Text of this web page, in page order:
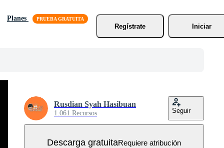
Planes
Regístrate
Iniciar
Rusdian Syah Hasibuan
1.061 Recursos Seguir
Descarga gratuitaRequiere atribución